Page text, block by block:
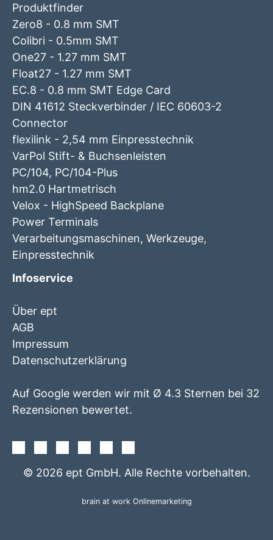
Produktfinder
Zero8 - 0.8 mm SMT
Colibri - 0.5mm SMT
One27 - 1.27 mm SMT
Float27 - 1.27 mm SMT
EC.8 - 0.8 mm SMT Edge Card
DIN 41612 Steckverbinder / IEC 60603-2
Connector
flexilink - 2,54 mm Einpresstechnik
VarPol Stift- & Buchsenleisten
PC/104, PC/104-Plus
hm2.0 Hartmetrisch
Velox - HighSpeed Backplane
Power Terminals
Verarbeitungsmaschinen, Werkzeuge,
Einpresstechnik
Infoservice
Über ept
AGB
Impressum
Datenschutzerklärung
Auf Google werden wir mit Ø 4.3 Sternen bei 32
Rezensionen bewertet.
© 2026 ept GmbH. Alle Rechte vorbehalten.
brain at work Onlinemarketing